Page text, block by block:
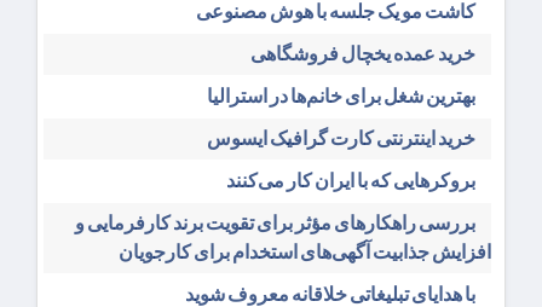
کاشت مو یک جلسه با هوش مصنوعی
خرید عمده یخچال فروشگاهی
بهترین شغل برای خانم‌ها در استرالیا
خرید اینترنتی کارت گرافیک ایسوس
بروکرهایی‌ که با ایران کار می‌کنند
بررسی راهکارهای مؤثر برای تقویت برند کارفرمایی و
افزایش جذابیت آگهی‌های استخدام برای کارجویان
با هدایای تبلیغاتی خلاقانه معروف شوید